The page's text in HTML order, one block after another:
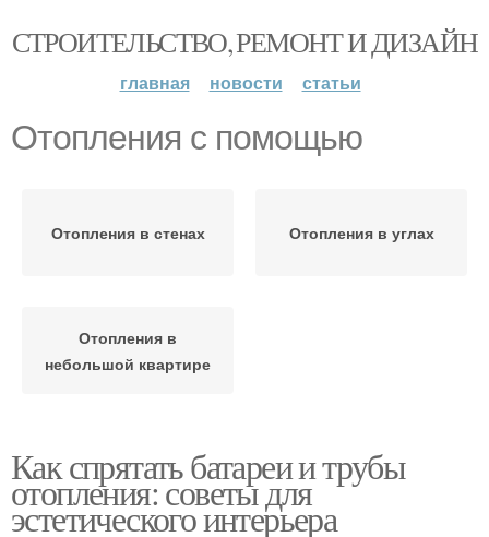
СТРОИТЕЛЬСТВО, РЕМОНТ И ДИЗАЙН
главная новости статьи
Отопления с помощью
Отопления в стенах Отопления в углах
Отопления в
небольшой квартире
Как спрятать батареи и трубы
отопления: советы для
эстетического интерьера